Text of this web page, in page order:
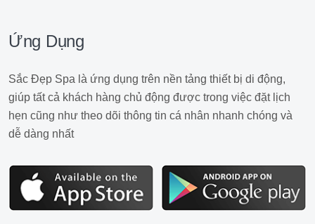
Ứng Dụng
Sắc Đẹp Spa là ứng dụng trên nền tảng thiết bị di động,
giúp tất cả khách hàng chủ động được trong việc đặt lịch
hẹn cũng như theo dõi thông tin cá nhân nhanh chóng và
dễ dàng nhất